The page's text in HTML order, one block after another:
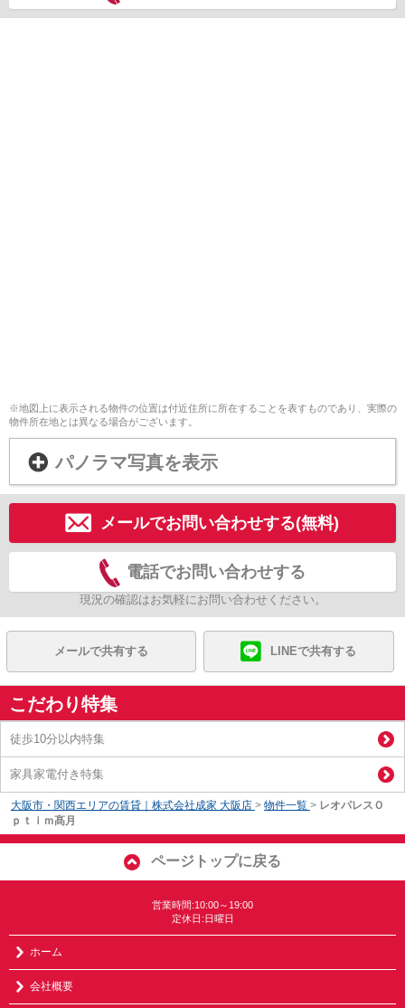
※地図上に表示される物件の位置は付近住所に所在することを表すものであり、実際の
物件所在地とは異なる場合がございます。
パノラマ写真を表示
メールでお問い合わせする(無料)
電話でお問い合わせする
現況の確認はお気軽にお問い合わせください。
メールで共有する LINEで共有する
こだわり特集
徒歩10分以内特集
家具家電付き特集
大阪市・関西エリアの賃貸｜株式会社成家 大阪店 > 物件一覧 > レオパレスＯ
ｐｔｉｍ髙月
ページトップに戻る
営業時間:10:00～19:00
定休日:日曜日
ホーム
会社概要